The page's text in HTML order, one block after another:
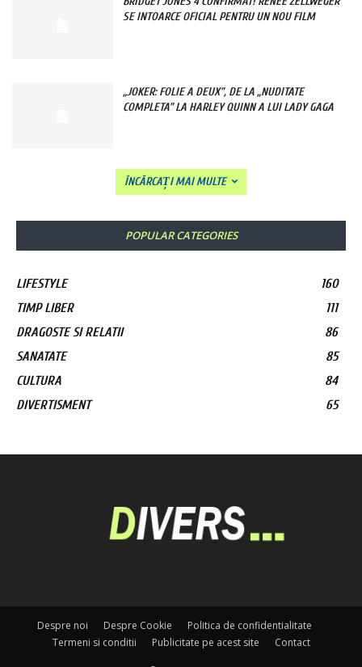
SE INTOARCE OFICIAL PENTRU UN NOU FILM
„JOKER: FOLIE A DEUX”, DE LA „NUDITATE
COMPLETA” LA HARLEY QUINN A LUI LADY GAGA
ÎNCĂRCAȚI MAI MULTE
POPULAR CATEGORIES
LIFESTYLE
160
TIMP LIBER
111
DRAGOSTE SI RELATII
86
SANATATE
85
CULTURA
84
DIVERTISMENT
65
Despre noi Despre Cookie
Politica de confidentialitate
Termeni si conditii
Publicitate pe acest site Contact